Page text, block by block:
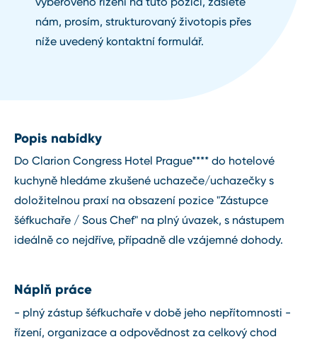
nám, prosím, strukturovaný životopis přes
níže uvedený kontaktní formulář.
Popis nabídky
Do Clarion Congress Hotel Prague**** do hotelové
kuchyně hledáme zkušené uchazeče/uchazečky s
doložitelnou praxí na obsazení pozice "Zástupce
šéfkuchaře / Sous Chef" na plný úvazek, s nástupem
ideálně co nejdříve, případně dle vzájemné dohody.
Náplň práce
- plný zástup šéfkuchaře v době jeho nepřítomnosti -
řízení, organizace a odpovědnost za celkový chod